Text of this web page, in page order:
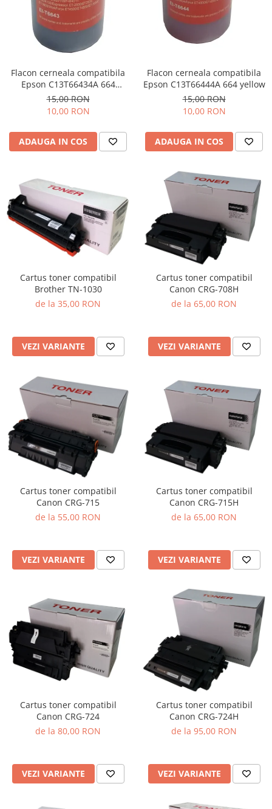
Flacon cerneala compatibila
Epson C13T66434A 664
magenta
15,00 RON
10,00 RON
ADAUGA IN COS
Flacon cerneala compatibila
Epson C13T66444A 664 yellow
15,00 RON
10,00 RON
ADAUGA IN COS
Cartus toner compatibil
Brother TN-1030
de la 35,00 RON
VEZI VARIANTE
Cartus toner compatibil
Canon CRG-708H
de la 65,00 RON
VEZI VARIANTE
Cartus toner compatibil
Canon CRG-715
de la 55,00 RON
VEZI VARIANTE
Cartus toner compatibil
Canon CRG-715H
de la 65,00 RON
VEZI VARIANTE
Cartus toner compatibil
Canon CRG-724
de la 80,00 RON
VEZI VARIANTE
Cartus toner compatibil
Canon CRG-724H
de la 95,00 RON
VEZI VARIANTE